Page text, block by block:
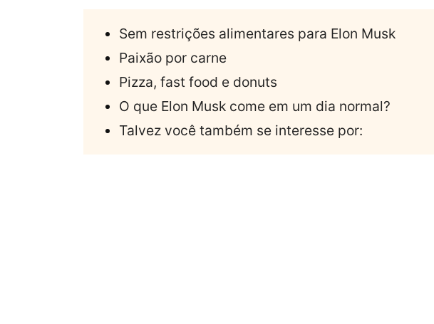
Sem restrições alimentares para Elon Musk
Paixão por carne
Pizza, fast food e donuts
O que Elon Musk come em um dia normal?
Talvez você também se interesse por: